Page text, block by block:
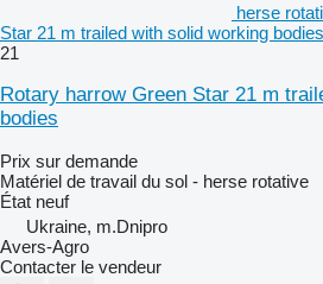
herse
Star 21 m trailed with solid working
21
Rotary harrow Green Star 21 m
bodies
Prix sur demande
Matériel de travail du sol - herse rotative
État neuf
Ukraine, m.Dnipro
Avers-Agro
Contacter le vendeur